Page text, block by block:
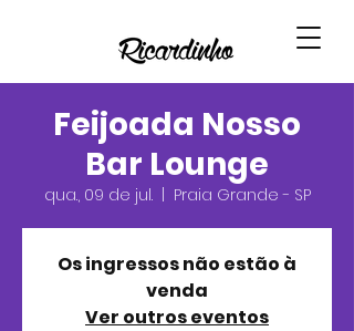
Feijoada Nosso
Bar Lounge
qua., 09 de jul.
  |
Praia Grande - SP
Os ingressos não estão à
venda
Ver outros eventos